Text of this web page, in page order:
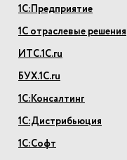
1С:Предприятие
1С отраслевые решения
ИТС.1С.ru
БУХ.1С.ru
1С:Консалтинг
1С:Дистрибьюция
1С:Софт